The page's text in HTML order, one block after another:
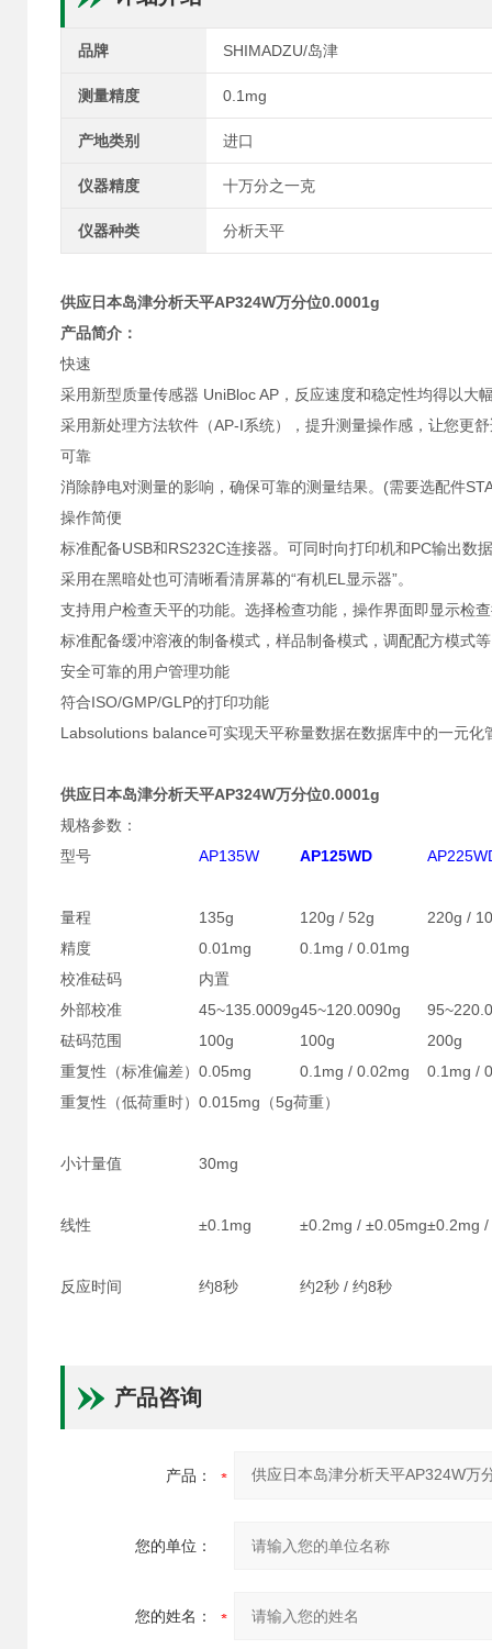
品牌 SHIMADZU/岛津
测量精度 0.1mg
产地类别 进口
仪器精度 十万分之一克
仪器种类 分析天平
供应日本岛津分析天平AP324W万分位0.0001g
产品简介：
快速
采用新型质量传感器 UniBloc AP，反应速度和稳定性均得以大
采用新处理方法软件（AP-I系统），提升测量操作感，让您更
可靠
消除静电对测量的影响，确保可靠的测量结果。(需要选配件
操作简便
标准配备USB和RS232C连接器。可同时向打印机和PC输出数
采用在黑暗处也可清晰看清屏幕的“有机EL显示器”。
支持用户检查天平的功能。选择检查功能，操作界面即显示检
标准配备缓冲溶液的制备模式，样品制备模式，调配配方模式
安全可靠的用户管理功能
符合ISO/GMP/GLP的打印功能
Labsolutions balance可实现天平称量数据在数据库中的一元化
供应日本岛津分析天平AP324W万分位0.0001g
规格参数：
型号
AP135W AP125WD
量程 135g 120g / 52g
220g /
精度
0.01mg
0.1mg / 0.01mg
校准砝码
内置
外部校准
砝码范围
45~135.0009g
100g
45~120.0090g
100g
200g
重复性（标准偏差） 0.05mg 0.1mg / 0.02mg
0.1mg /
重复性（低荷重时） 0.015mg（5g荷重）
小计量值 30mg
线性 ±0.1mg ±0.2mg / ±0.05mg±0.2mg
反应时间 约8秒 约2秒 / 约8秒
产品咨询
产品：
您的单位：
您的姓名：